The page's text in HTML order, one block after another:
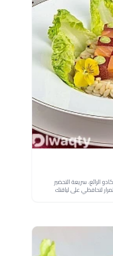
الرائع، سريعة التحضير
لتحافظي على لياقتك